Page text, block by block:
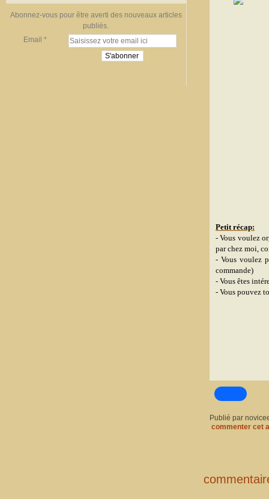
Abonnez-vous pour être averti des nouveaux articles
publiés.
Email
Petit récap:
- Vous voulez
par chez moi,
- Vous voulez
commande)
- Vous êtes
- Vous pouvez
Publié par
commenter cet